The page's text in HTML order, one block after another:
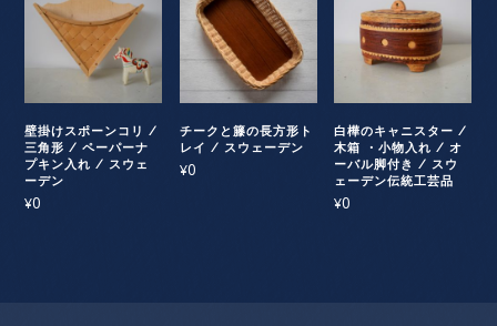
壁掛けスポーンコリ /
三角形 / ペーパーナ
プキン入れ / スウェ
ーデン
¥0
チークと籐の長方形ト
レイ / スウェーデン
¥0
白樺のキャニスター /
木箱 ・小物入れ / オ
ーバル脚付き / スウ
ェーデン伝統工芸品
¥0